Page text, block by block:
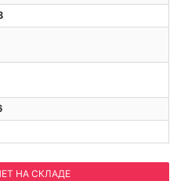
НА СКЛАДЕ